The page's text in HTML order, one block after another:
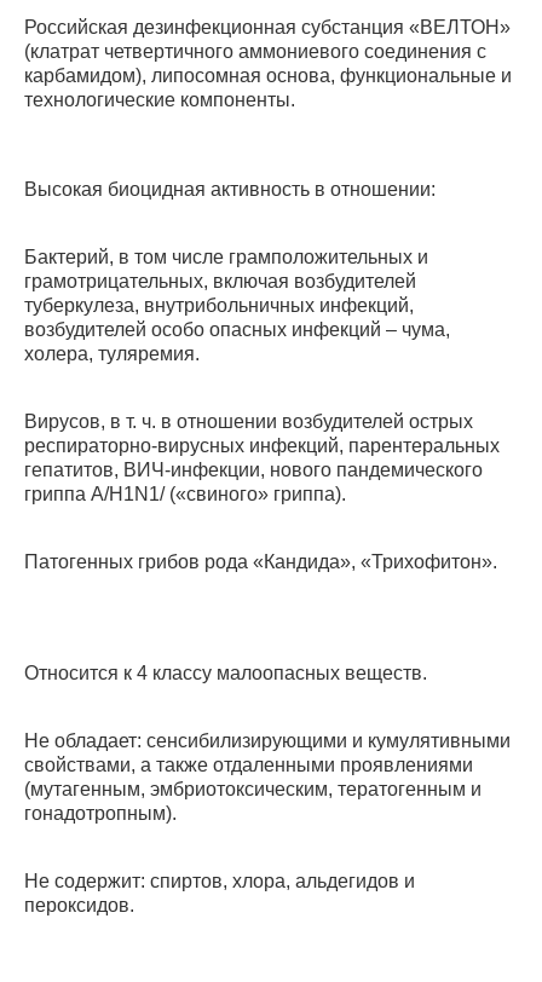
Российская дезинфекционная субстанция «ВЕЛТОН»
(клатрат четвертичного аммониевого соединения с
карбамидом), липосомная основа, функциональные и
технологические компоненты.
Высокая биоцидная активность в отношении:
Бактерий, в том числе грамположительных и
грамотрицательных, включая возбудителей
туберкулеза, внутрибольничных инфекций,
возбудителей особо опасных инфекций – чума,
холера, туляремия.
Вирусов, в т. ч. в отношении возбудителей острых
респираторно-вирусных инфекций, парентеральных
гепатитов, ВИЧ-инфекции, нового пандемического
гриппа A/H1N1/ («свиного» гриппа).
Патогенных грибов рода «Кандида», «Трихофитон».
Относится к 4 классу малоопасных веществ.
Не обладает: сенсибилизирующими и кумулятивными
свойствами, а также отдаленными проявлениями
(мутагенным, эмбриотоксическим, тератогенным и
гонадотропным).
Не содержит: спиртов, хлора, альдегидов и
пероксидов.